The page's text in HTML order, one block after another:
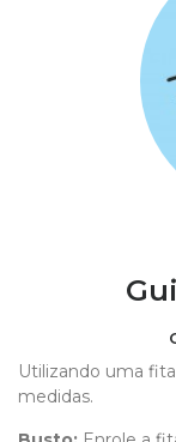
Utilizando uma
medidas.